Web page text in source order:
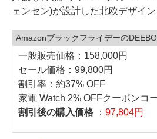
ェンセン)が設計した北欧デザイン
Amazonブラックフライデーの
一般販売価格：158,000円
セール価格：99,800円
割引率：約37% OFF
家電 Watch 2% OFFクーポンコ
割引後の購入価格
： 97,804円